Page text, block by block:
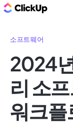
소프트웨어
2024
리 소
워크플